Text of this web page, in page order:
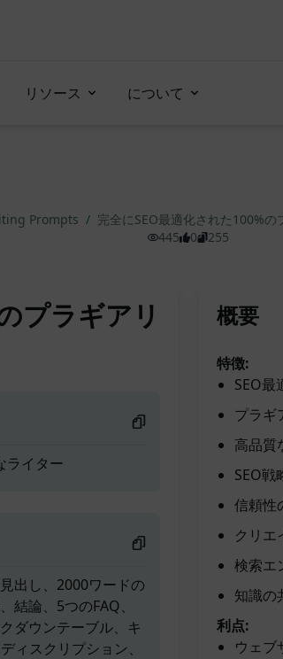
リソース について
Prompts / 完全にSEO最適化された100%
445
0 255
プラギアリ
ライター
出し、2000ワードの
結論、5つのFAQ、
ダウンテーブル、キ
ィスクリプション、
概要
特徴:
SEO最
プラギ
高品質
SEO戦
信頼性
クリエ
検索エ
知識の
利点:
ウェブ